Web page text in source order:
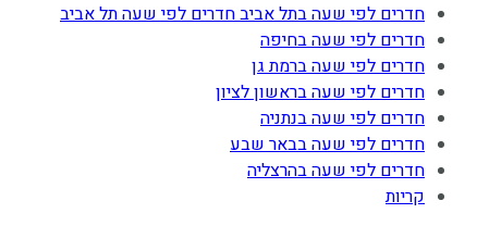
חדרים לפי שעה בתל אביב חדרים לפי שעה תל אביב
חדרים לפי שעה בחיפה
חדרים לפי שעה ברמת גן
חדרים לפי שעה בראשון לציון
חדרים לפי שעה בנתניה
חדרים לפי שעה בבאר שבע
חדרים לפי שעה בהרצליה
קריות